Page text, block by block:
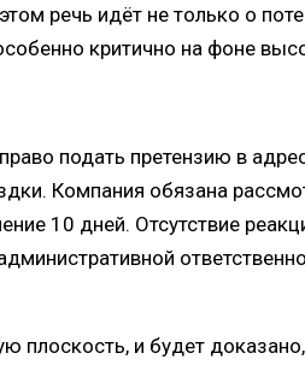
речь идёт не только о
критично на фоне
подать претензию в
Компания обязана
10 дней. Отсутствие
плоскость, и будет доказано,